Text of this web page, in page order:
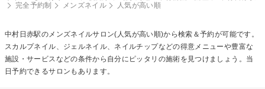
完全予約制
メンズネイル 人気が高い順
中村日赤駅の メンズネイルサロン(人気が高い順)から検索＆予約が可能です。
スカルプネイル、ジェルネイル、ネイルチップなどの得意メニューや豊富な
施設・サービスなどの条件から自分にピッタリの施術を見つけましょう。当
日予約できるサロンもあります。